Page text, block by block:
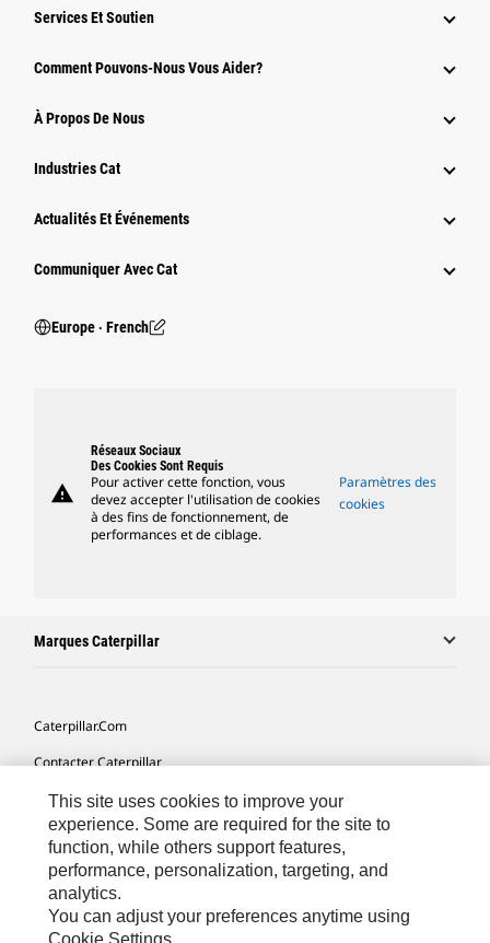
Services Et Soutien
Comment Pouvons-Nous Vous Aider?
À Propos De Nous
Industries Cat
Actualités Et Événements
Communiquer Avec Cat
Europe ‧ French
warning
Réseaux Sociaux
Des Cookies Sont Requis
Pour activer cette fonction, vous
devez accepter l'utilisation de cookies
à des fins de fonctionnement, de
performances et de ciblage.
Paramètres des
cookies
Marques Caterpillar
Caterpillar.com
Contacter Caterpillar
Mes Préférences Marketing
Plan Du Site
Cookie Settings
Légales
This site uses cookies to improve your
experience. Some are required for the site to
function, while others support features,
performance, personalization, targeting, and
analytics.
You can adjust your preferences anytime using
Cookie Settings.